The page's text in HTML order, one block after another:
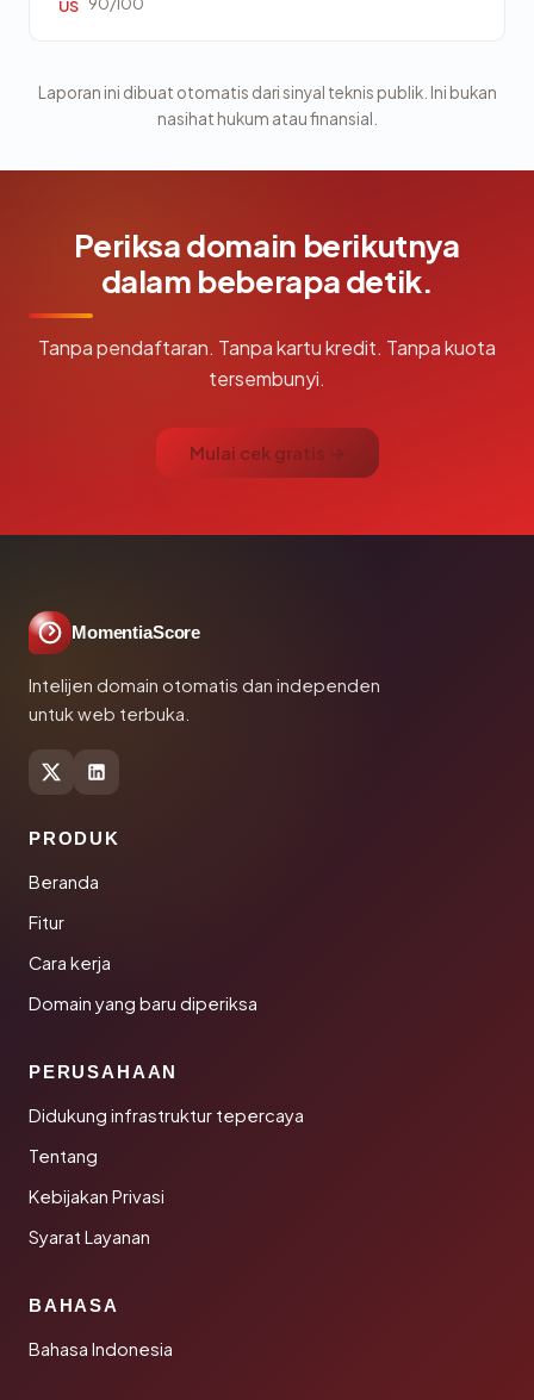
US 90/100
Laporan ini dibuat otomatis dari sinyal teknis publik. Ini bukan
nasihat hukum atau finansial.
Periksa domain berikutnya
dalam beberapa detik.
Tanpa pendaftaran. Tanpa kartu kredit. Tanpa kuota
tersembunyi.
Mulai cek gratis →
MomentiaScore
Intelijen domain otomatis dan independen
untuk web terbuka.
PRODUK
Beranda
Fitur
Cara kerja
Domain yang baru diperiksa
PERUSAHAAN
Didukung infrastruktur tepercaya
Tentang
Kebijakan Privasi
Syarat Layanan
BAHASA
Bahasa Indonesia